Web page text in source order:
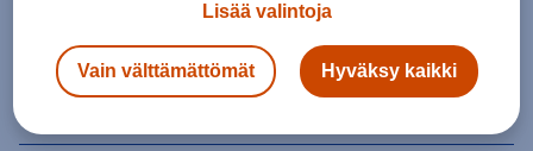
Personoitujen tuotteiden vaihto ja palautus
Lisää valintoja
Vain välttämättömät Hyväksy kaikki